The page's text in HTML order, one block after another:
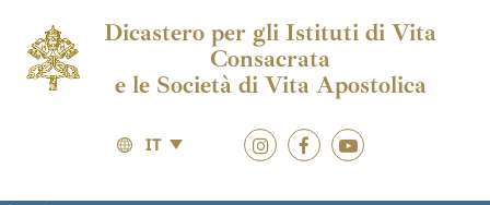
Dicastero per gli Istituti di Vita
Consacrata
e le Società di Vita Apostolica
IT